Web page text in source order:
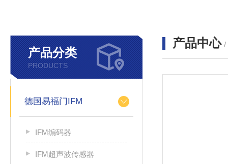
产品分类
PRODUCTS
德国易福门IFM
IFM编码器
IFM超声波传感器
产品中心 /